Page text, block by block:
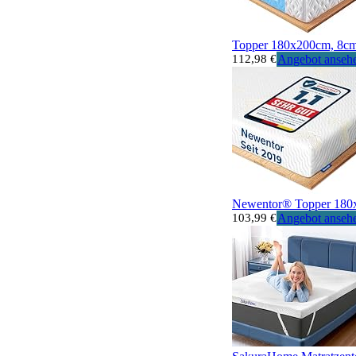
Topper 180x200cm,
112,98 €Angebot
Newentor® Topper
103,99 €Angebot